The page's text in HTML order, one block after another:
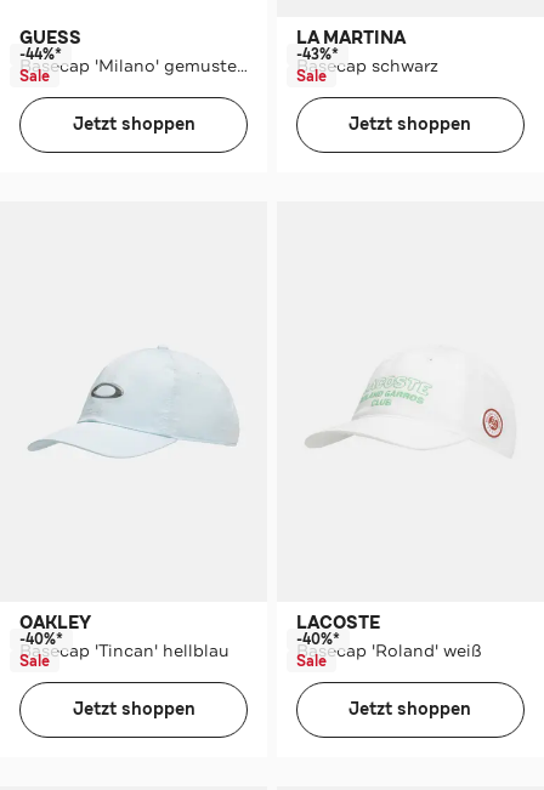
GUESS
Basecap 'Milano' gemustert
-44%*
Sale
Jetzt shoppen
LA MARTINA
Basecap schwarz
-43%*
Sale
Jetzt shoppen
OAKLEY
Basecap 'Tincan' hellblau
-40%*
Sale
Jetzt shoppen
LACOSTE
Basecap 'Roland' weiß
-40%*
Sale
Jetzt shoppen